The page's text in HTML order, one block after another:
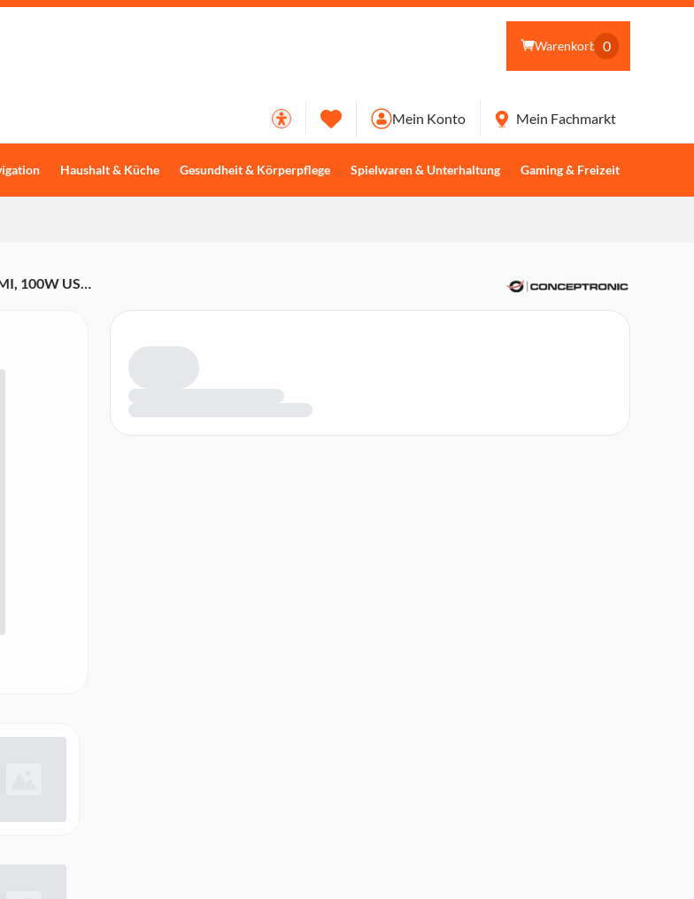
Warenkorb 0
Haushalt & Küche Gesundheit & Körperpflege Spielwaren & Unterhaltung Gaming & Freizeit
Mein Konto Mein Fachmarkt
100W USB